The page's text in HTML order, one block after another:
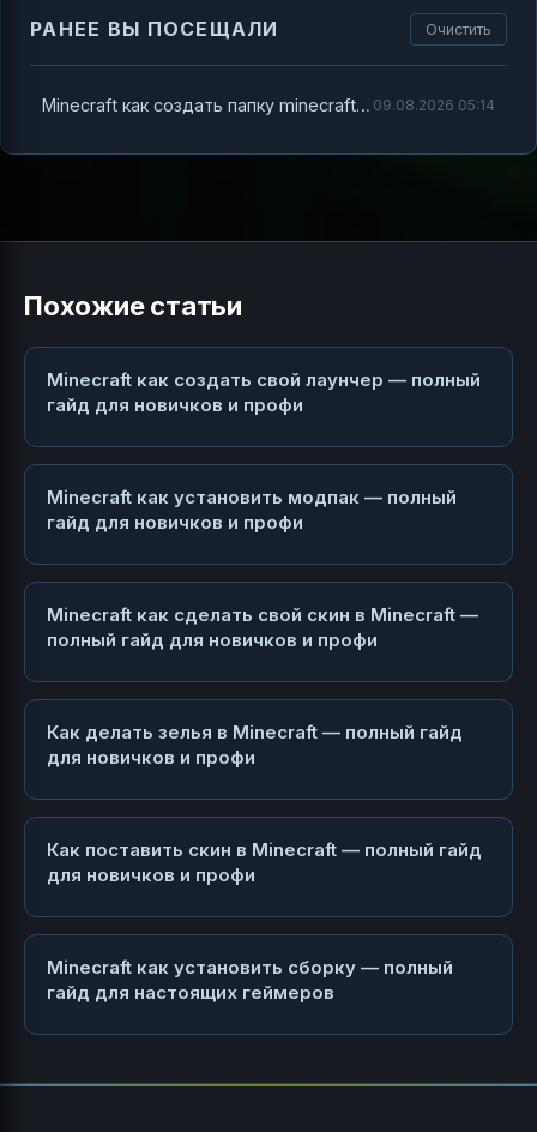
РАНЕЕ ВЫ ПОСЕЩАЛИ Очистить
Minecraft как создать папку minecraft — полный гид для новичков и продвинутых 09.08.2026 05:14
Похожие статьи
Minecraft как создать свой лаунчер — полный
гайд для новичков и профи
Minecraft как установить модпак — полный
гайд для новичков и профи
Minecraft как сделать свой скин в Minecraft —
полный гайд для новичков и профи
Как делать зелья в Minecraft — полный гайд
для новичков и профи
Как поставить скин в Minecraft — полный гайд
для новичков и профи
Minecraft как установить сборку — полный
гайд для настоящих геймеров